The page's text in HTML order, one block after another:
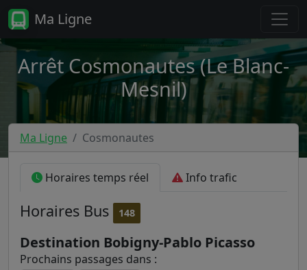
Ma Ligne
Arrêt Cosmonautes (Le Blanc-
Mesnil)
Ma Ligne Cosmonautes
Horaires temps réel Info trafic
Horaires Bus 148
Destination Bobigny-Pablo Picasso
Prochains passages dans :